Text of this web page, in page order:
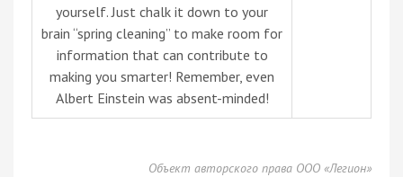
yourself. Just chalk it down to your
brain “spring cleaning” to make room for
information that can contribute to
making you smarter! Remember, even
Albert Einstein was absent-minded!
Объект авторского права ООО «Легион»